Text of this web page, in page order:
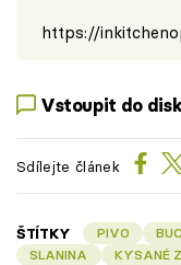
https://
Vstoupit do
Sdílejte článek
ŠTÍTKY PIVO
SLANINA
KYSANÉ